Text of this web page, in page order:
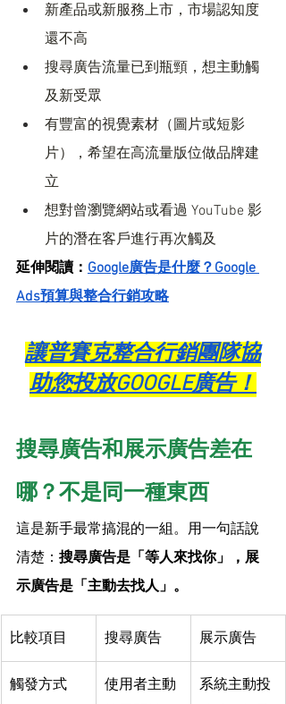
新產品或新服務上市，市場認知度
還不高
搜尋廣告流量已到瓶頸，想主動觸
及新受眾
有豐富的視覺素材（圖片或短影
片），希望在高流量版位做品牌建
立
想對曾瀏覽網站或看過 YouTube 影
片的潛在客戶進行再次觸及
延伸閱讀： Google廣告是什麼？Google
Ads預算與整合行銷攻略
讓普賽克整合行銷團隊協
助您投放GOOGLE廣告！
搜尋廣告和展示廣告差在
哪？不是同一種東西
這是新手最常搞混的一組。用一句話說
清楚： 搜尋廣告是「等人來找你」，展
示廣告是「主動去找人」。
比較項目 搜尋廣告 展示廣告
觸發方式
使用者主動
系統主動投